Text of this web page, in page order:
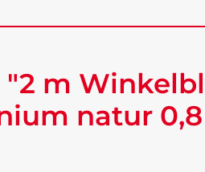
m
natur